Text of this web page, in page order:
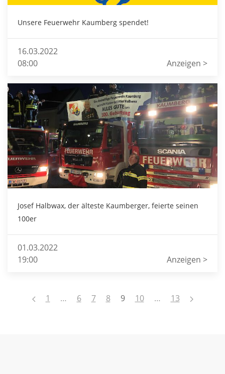
Unsere Feuerwehr Kaumberg spendet!
16.03.2022
08:00
Anzeigen >
Josef Halbwax, der älteste Kaumberger, feierte seinen
100er
01.03.2022
19:00
Anzeigen >
1 … 6 7 8 9 10 … 13